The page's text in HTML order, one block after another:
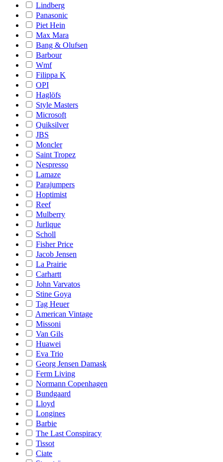
Lindberg
Panasonic
Piet Hein
Max Mara
Bang & Olufsen
Barbour
Wmf
Filippa K
OPI
Haglöfs
Style Masters
Microsoft
Quiksilver
JBS
Moncler
Saint Tropez
Nespresso
Lamaze
Parajumpers
Hoptimist
Reef
Mulberry
Jurlique
Scholl
Fisher Price
Jacob Jensen
La Prairie
Carhartt
John Varvatos
Stine Goya
Tag Heuer
American Vintage
Missoni
Van Gils
Huawei
Eva Trio
Georg Jensen Damask
Ferm Living
Normann Copenhagen
Bundgaard
Lloyd
Longines
Barbie
The Last Conspiracy
Tissot
Ciate